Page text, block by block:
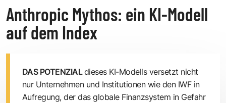
Anthropic Mythos: ein KI-Modell
auf dem Index
DAS POTENZIALdieses KI-Modells versetzt nicht
nur Unternehmen und Institutionen wie den IWF in
Aufregung, der das globale Finanzsystem in Gefahr